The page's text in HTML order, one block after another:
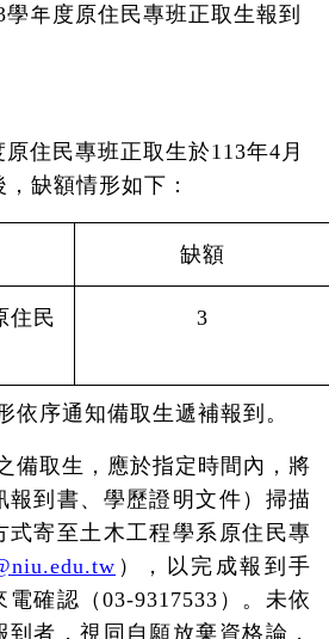
學年度原住民專班正取生報到
原住民專班正取生於113年4 月
缺額情形如下：
缺額
住民
3
依序通知備取生遞補報到。
備取生，應於指定時間內，將
報到書、學歷證明文件）掃描
式寄至土木工程學系原住民專
），以完成報到手
電確認（03-9317533 ）。未依
到者，視同自願放棄資格論，